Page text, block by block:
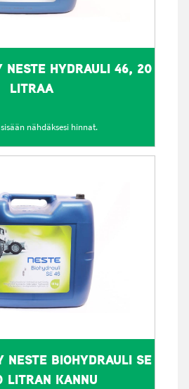
NESTE HYDRAULI 46, 20
LITRAA
nähdäksesi hinnat.
NESTE BIOHYDRAULI SE
LITRAN KANNU